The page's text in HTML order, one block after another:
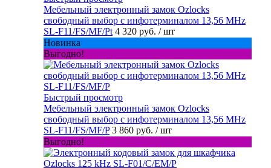
Мебельный электронный замок Ozlocks
свободный выбор с инфотерминалом 13,56 MHz
SL-F11/FS/MF/Pt 4 320 руб. / шт
Новинка
Выгодно!
Быстрый просмотр
Мебельный электронный замок Ozlocks
свободный выбор с инфотерминалом 13,56 MHz
SL-F11/FS/MF/P 3 860 руб. / шт
Выгодно!